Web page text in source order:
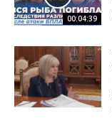
00:04:39